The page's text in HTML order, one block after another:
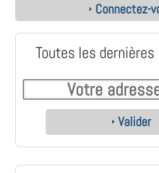
Connectez-
Toutes les
Valider